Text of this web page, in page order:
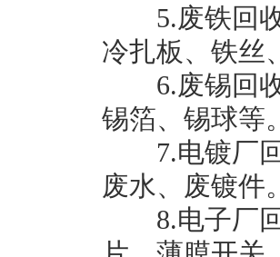
5.废铁回收:
冷扎板、铁丝
6.废锡回收:
锡箔、锡球等
7.电镀厂回
废水、废镀件
8.电子厂回